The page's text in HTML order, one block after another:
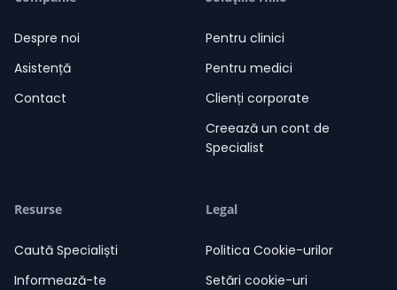
Salut. Sunt aici să te ajut!
05:24
Despre noi
Asistență
Contact
Pentru clinici
Pentru medici
Clienți corporate
Creează un cont de
Specialist
Resurse
Caută Specialiști
Informează-te
Legal
Politica Cookie-urilor
Setări cookie-uri